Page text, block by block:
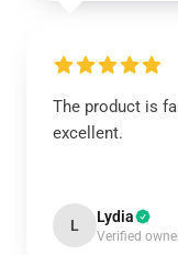
The product is
excellent.
L Lydia
Verified